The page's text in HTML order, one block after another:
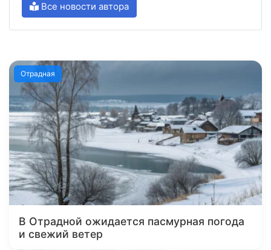
Все новости автора
Отрадная
В Отрадной ожидается пасмурная погода
и свежий ветер